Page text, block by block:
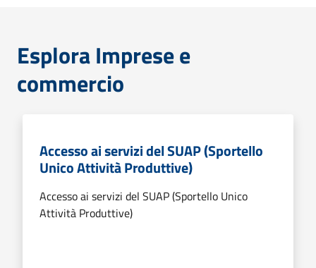
Esplora Imprese e
commercio
Accesso ai servizi del SUAP (Sportello
Unico Attività Produttive)
Accesso ai servizi del SUAP (Sportello Unico
Attività Produttive)